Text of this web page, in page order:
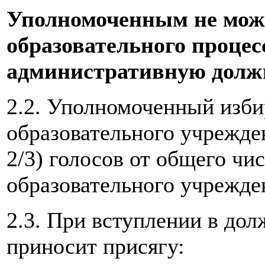
Уполномоченным не
образовательного
административную
2.2. Уполномоченный
образовательного
2/3) голосов от общего
образовательного
2.3. При вступлении в
приносит присягу: